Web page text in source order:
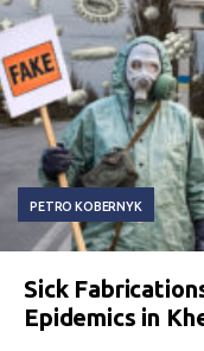
PETRO KOBERNYK
Sick
Epidemics in